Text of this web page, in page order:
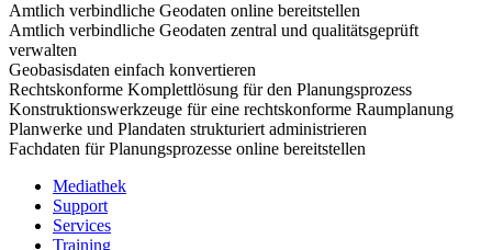
Amtlich verbindliche Geodaten online bereitstellen
Amtlich verbindliche Geodaten zentral und qualitätsgeprüft
verwalten
Geobasisdaten einfach konvertieren
Rechtskonforme Komplettlösung für den Planungsprozess
Konstruktionswerkzeuge für eine rechtskonforme Raumplanung
Planwerke und Plandaten strukturiert administrieren
Fachdaten für Planungsprozesse online bereitstellen
Mediathek
Support
Services
Training